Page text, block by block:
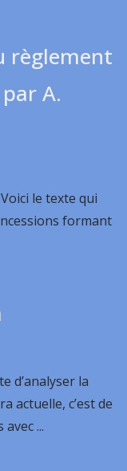
règlement
A.
le texte qui
formant
d’analyser la
actuelle, c’est de
...